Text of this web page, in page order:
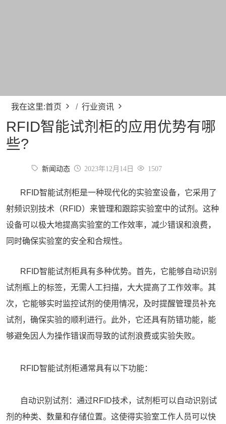
我在这里:首页 行业资讯
RFID智能试剂柜的应用优势有哪
些?
新闻动态 2023年12月14日 1507
RFID智能试剂柜是一种现代化的实验室设备，它采用了
射频识别技术（RFID）来管理和跟踪实验室中的试剂。这种
设备可以极大地提高实验室的工作效率，减少错误和浪费，
同时确保实验室的安全和合规性。
RFID智能试剂柜具有多种优势。首先，它能够自动识别
试剂瓶上的标签，无需人工扫描，大大提高了工作效率。其
次，它能够实时监控试剂的使用情况，及时提醒管理员补充
试剂，确保实验的顺利进行。此外，它还具有防错功能，能
够避免因人为操作错误而导致的试剂浪费或实验失败。
RFID智能试剂柜通常具有以下功能：
自动识别试剂：通过RFID技术，试剂柜可以自动识别试
剂的种类、数量和存储位置。这使得实验室工作人员可以快